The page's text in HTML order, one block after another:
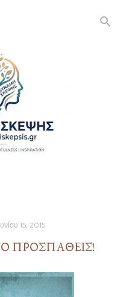
15, 2015
ΠΡΟΣΠΑΘΕΊΣ!